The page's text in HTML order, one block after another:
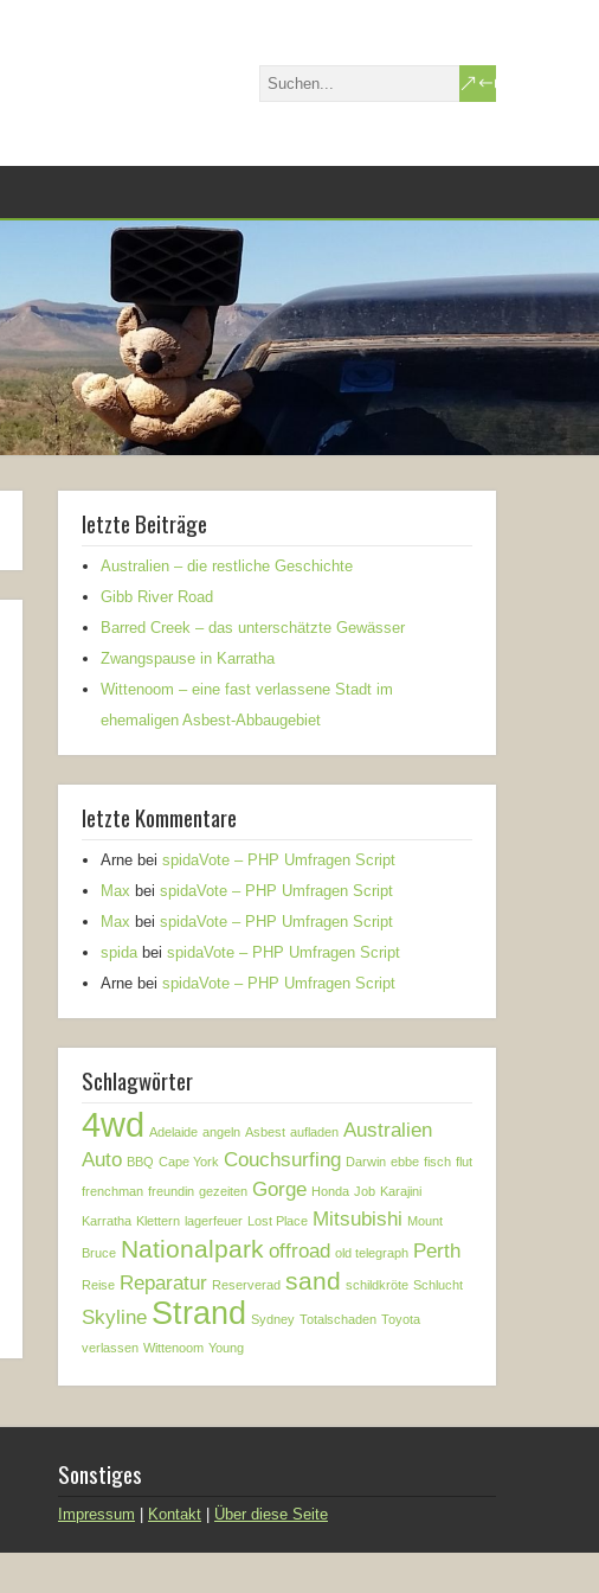
letzte Beiträge
Australien – die restliche Geschichte
Gibb River Road
Barred Creek – das unterschätzte Gewässer
Zwangspause in Karratha
Wittenoom – eine fast verlassene Stadt im
ehemaligen Asbest-Abbaugebiet
letzte Kommentare
Arne bei spidaVote – PHP Umfragen Script
Max bei spidaVote – PHP Umfragen Script
Max bei spidaVote – PHP Umfragen Script
spida bei spidaVote – PHP Umfragen Script
Arne bei spidaVote – PHP Umfragen Script
Schlagwörter
4wd Adelaide angeln Asbest aufladen Australien
Auto BBQ Cape York Couchsurfing Darwin ebbe fisch flut
frenchman freundin gezeiten Gorge Honda Job Karajini
Karratha Klettern lagerfeuer Lost Place Mitsubishi Mount
Bruce Nationalpark offroad old telegraph Perth
Reise Reparatur Reserverad sand schildkröte Schlucht
Skyline Strand Sydney Totalschaden Toyota
verlassen Wittenoom Young
Sonstiges
Impressum | Kontakt | Über diese Seite